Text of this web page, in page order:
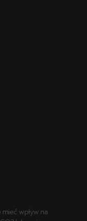
wpływ na